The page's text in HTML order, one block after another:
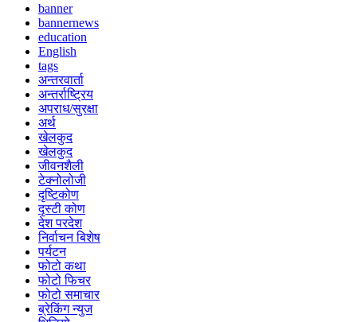
banner
bannernews
education
English
tags
अन्तरवार्ता
अन्तर्राष्ट्रिय
अपराध/सुरक्षा
अर्थ
खेलकुद
खेलकुद
जीवनशैली
टेक्नोलोजी
दृष्टिकोण
दृस्टी कोण
देश परदेश
निर्वाचन बिशेष
पर्यटन
फोटो कथा
फोटो फिचर
फोटो समाचार
ब्रेकिंग न्युज